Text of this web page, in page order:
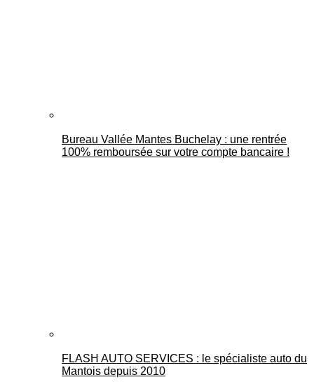
Bureau Vallée Mantes Buchelay : une rentrée
100% remboursée sur votre compte bancaire !
FLASH AUTO SERVICES : le spécialiste auto du
Mantois depuis 2010